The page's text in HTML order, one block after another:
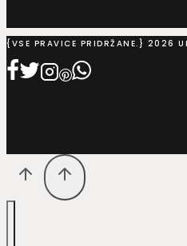
{VSE PRAVICE PRIDRŽANE.} 2026